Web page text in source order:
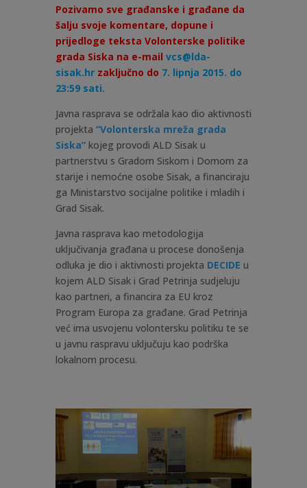
Pozivamo sve građanske i građane da
šalju svoje komentare, dopune i
prijedloge teksta Volonterske politike
grada Siska na e-mail vcs@lda-
sisak.hrzaključno do 7. lipnja 2015. do
23:59 sati.
Javna rasprava se održala kao dio aktivnosti
projekta “Volonterska mreža grada
Siska”kojeg provodi ALD Sisak u
partnerstvu s Gradom Siskom i Domom za
starije i nemoćne osobe Sisak, a financiraju
ga Ministarstvo socijalne politike i mladih i
Grad Sisak.
Javna rasprava kao metodologija
uključivanja građana u procese donošenja
odluka je dio i aktivnosti projekta DECIDE u
kojem ALD Sisak i Grad Petrinja sudjeluju
kao partneri, a financira za EU kroz
Program Europa za građane. Grad Petrinja
već ima usvojenu volontersku politiku te se
u javnu raspravu uključuju kao podrška
lokalnom procesu.